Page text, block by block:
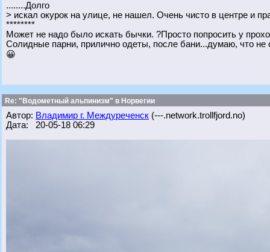
........Долго
> искал окурок на улице, не нашел. Очень чисто в центре и
********
Может не надо было искать бычки. ?Просто попросить у
Солидные парни, прилично одеты, после бани...думаю, что не
😀
Re: "Водометный альпинизм" в Норвегии
Автор: Владимир г. Междуреченск (---.network.trollfjord.no)
Дата: 20-05-18 06:29